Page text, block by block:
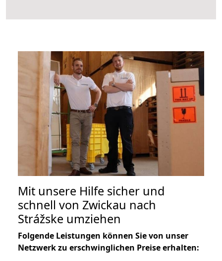
Mit unsere Hilfe sicher und
schnell von Zwickau nach
Strážske umziehen
Folgende Leistungen können Sie von unser
Netzwerk zu erschwinglichen Preise erhalten: